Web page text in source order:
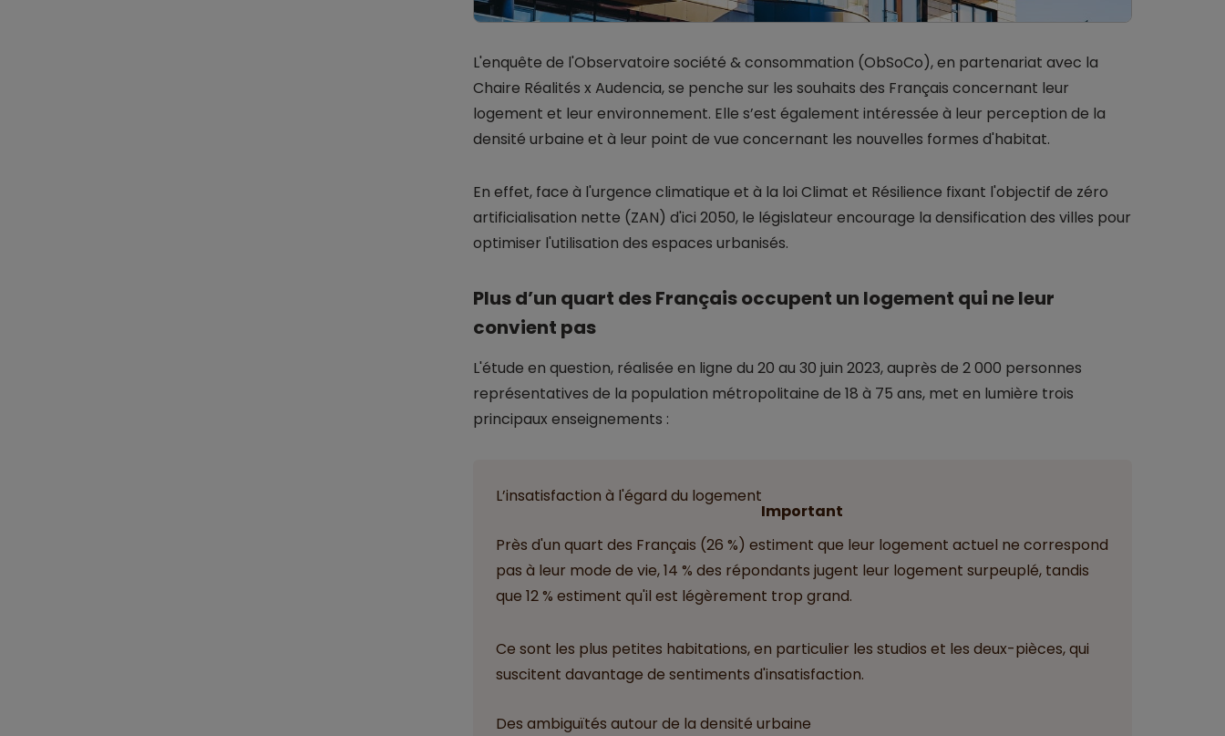
L'enquête de l'Observatoire société & consommation (ObSoCo), en partenariat avec la
Chaire Réalités x Audencia, se penche sur les souhaits des Français concernant leur
logement et leur environnement. Elle s’est également intéressée à leur perception de la
densité urbaine et à leur point de vue concernant les nouvelles formes d'habitat.
En effet, face à l'urgence climatique et à la loi Climat et Résilience fixant l'objectif de zéro
artificialisation nette (ZAN) d'ici 2050, le législateur encourage la densification des villes pour
optimiser l'utilisation des espaces urbanisés.
Plus d’un quart des Français occupent un logement qui ne leur
convient pas
L'étude en question, réalisée en ligne du 20 au 30 juin 2023, auprès de 2 000 personnes
représentatives de la population métropolitaine de 18 à 75 ans, met en lumière trois
principaux enseignements :
L’insatisfaction à l'égard du logement
Important
Près d'un quart des Français (26 %) estiment que leur logement actuel ne correspond
pas à leur mode de vie, 14 % des répondants jugent leur logement surpeuplé, tandis
que 12 % estiment qu'il est légèrement trop grand.
Ce sont les plus petites habitations, en particulier les studios et les deux-pièces, qui
suscitent davantage de sentiments d'insatisfaction.
Des ambiguïtés autour de la densité urbaine